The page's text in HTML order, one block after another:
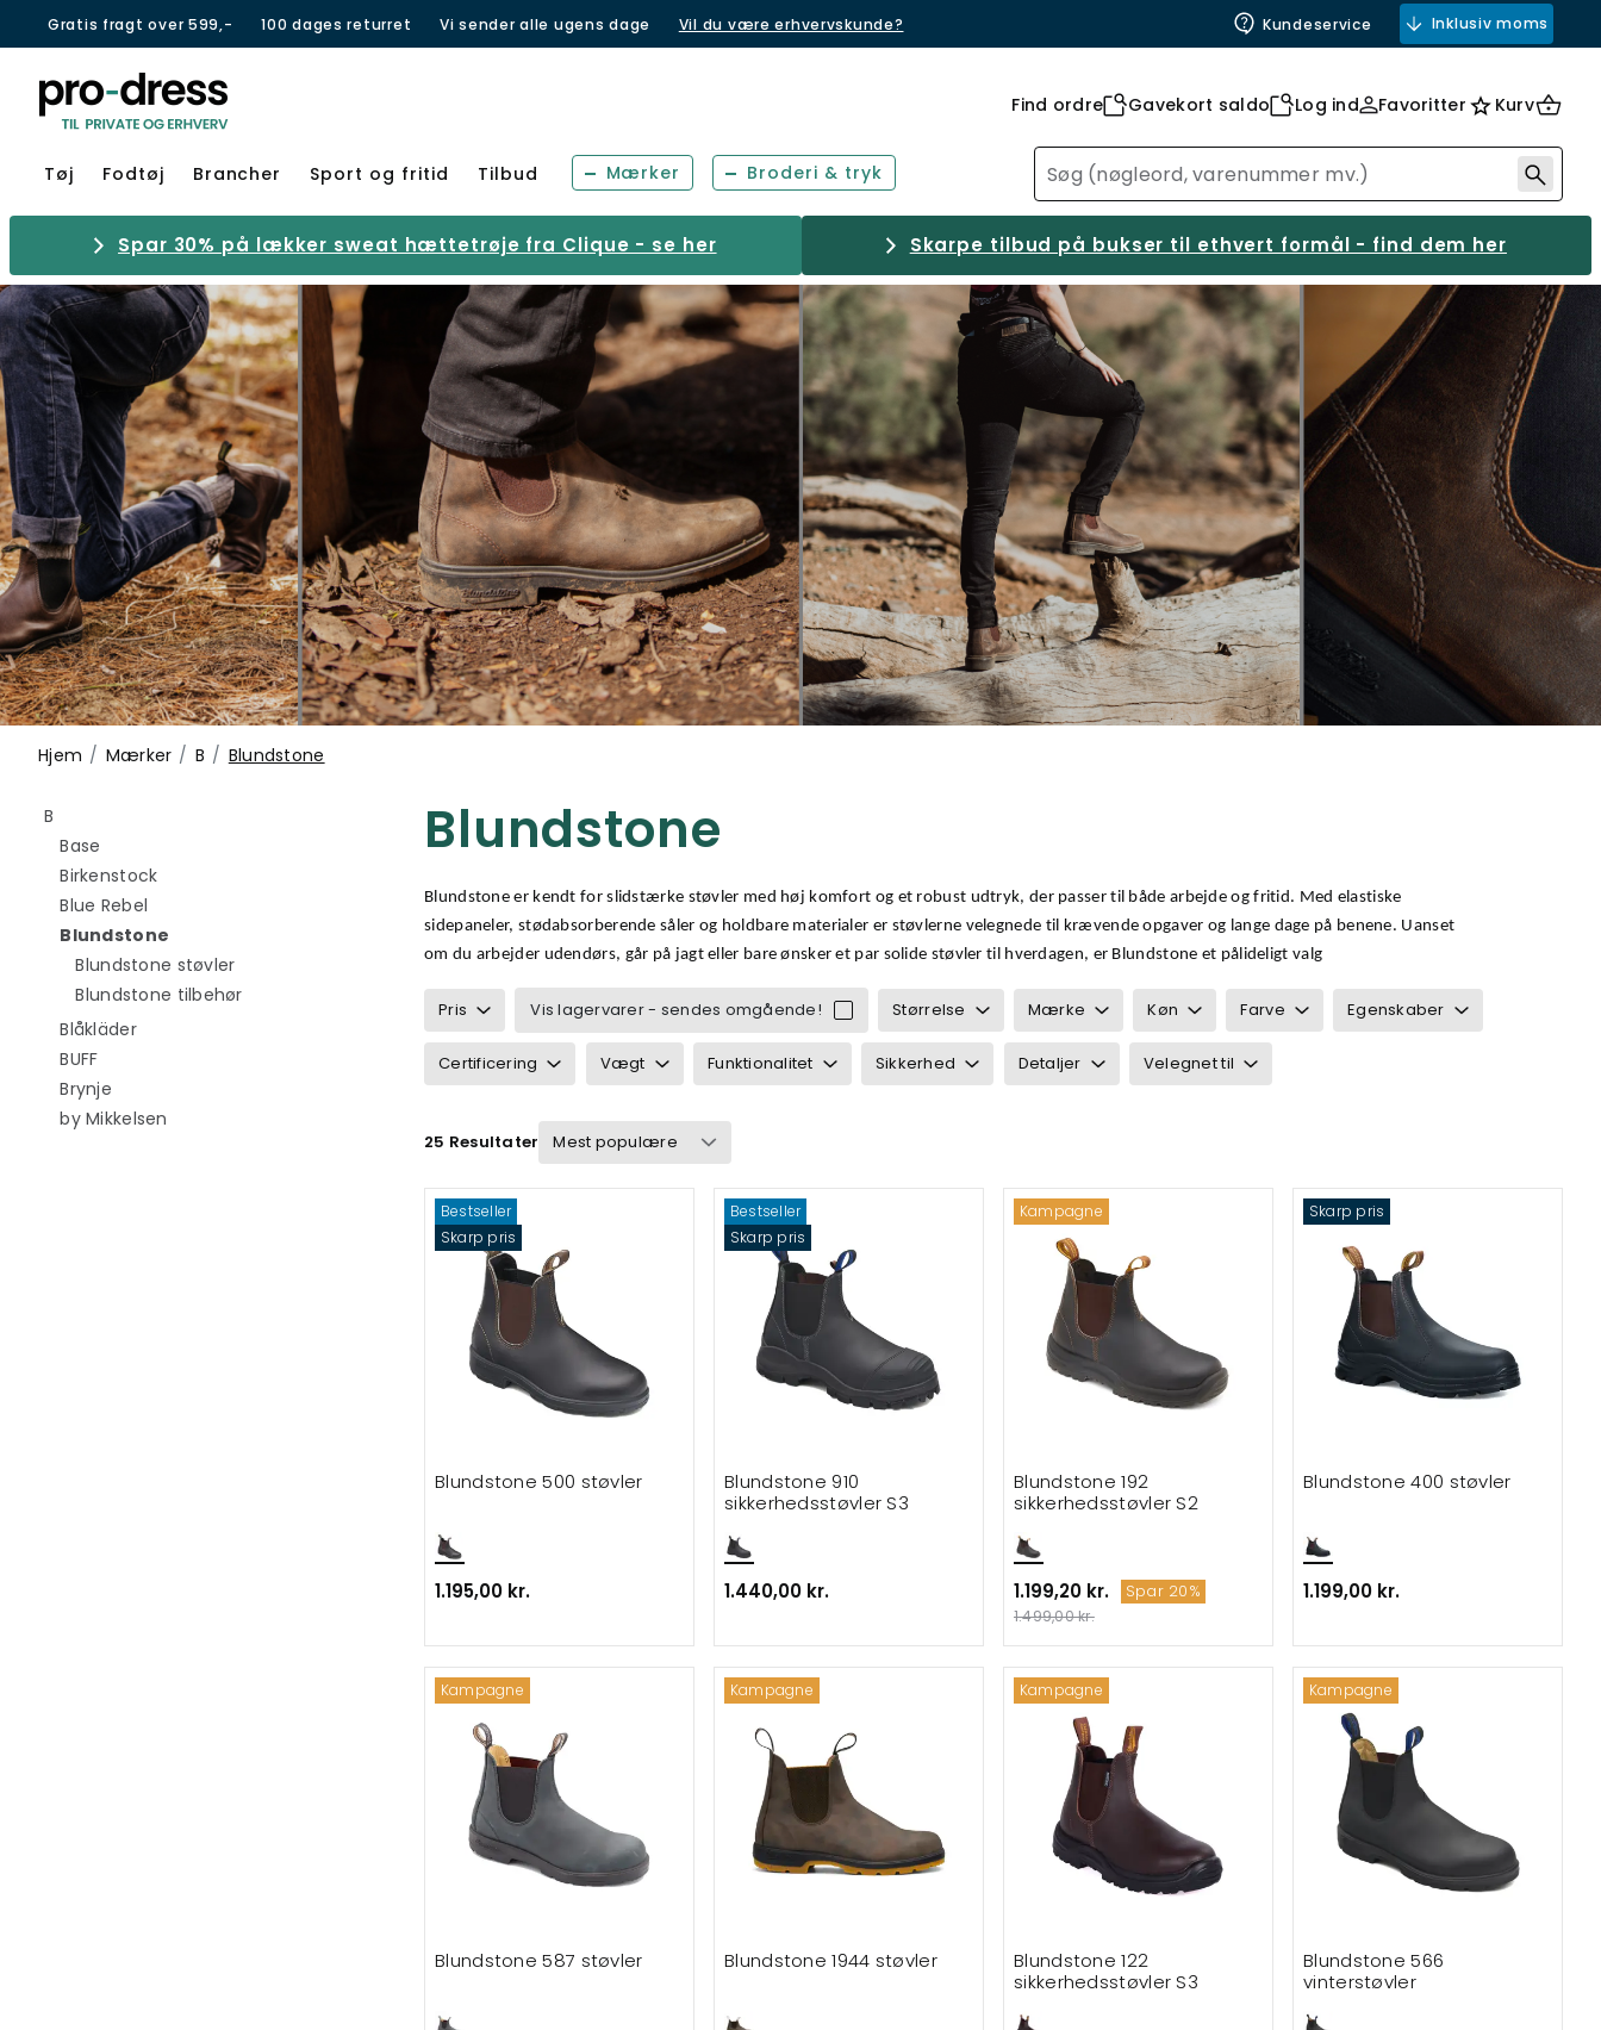
Gratis fragt over 599,- 100 dages returret Vi sender alle ugens dage Vil du være erhvervskunde? Kundeservice Inklusiv moms
Find ordre Gavekort saldo Log ind Favoritter Kurv
Tøj Fodtøj Brancher Sport og fritid Tilbud Mærker Broderi & tryk
Spar 30% på lækker sweat hættetrøje fra Clique - se her Skarpe tilbud på bukser til ethvert formål - find dem her
Hjem Mærker B Blundstone
Blundstone
Blundstone er kendt for slidstærke støvler med høj komfort og et robust udtryk, der passer til både arbejde og fritid. Med elastiske
sidepaneler, stødabsorberende såler og holdbare materialer er støvlerne velegnede til krævende opgaver og lange dage på benene. Uanset
om du arbejder udendørs, går på jagt eller bare ønsker et par solide støvler til hverdagen, er Blundstone et pålideligt valg
B
Base
BirkenstockFiltrér efter category: Birkenstock
Blue Rebel
Blundstone valgte I øjeblikket sorteret efter category: Blundstone
Blundstone støvlerFiltrér efter category: Blundstone støvler
Blundstone tilbehørFiltrér efter category: Blundstone tilbehør
BlåkläderFiltrér efter category: Blåkläder
BUFFFiltrér efter category: BUFF
BrynjeFiltrér efter category: Brynje
by Mikkelsen
Pris Vis lagervarer - sendes omgående! Størrelse Mærke Køn Farve Egenskaber
Certificering Vægt Funktionalitet Sikkerhed Detaljer Velegnet til
25 Resultater
Bestseller
Skarp pris
Blundstone 500 støvler
1.195,00 kr.
Bestseller
Skarp pris
Blundstone 910
sikkerhedsstøvler S3
1.440,00 kr.
Kampagne
Blundstone 192
sikkerhedsstøvler S2
1.199,20 kr. Spar 20%
1.499,00 kr.
Skarp pris
Blundstone 400 støvler
1.199,00 kr.
Kampagne
Blundstone 587 støvler
Kampagne
Blundstone 1944 støvler
Kampagne
Blundstone 122
sikkerhedsstøvler S3
Kampagne
Blundstone 566
vinterstøvler